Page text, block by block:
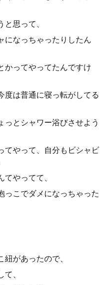
思って、
になっちゃったりしたん
かってやってたんですけ
度は普通に寝っ転がしてる
っとシャワー浴びさせよう
てやって、自分もビシャビ
やってて、
っこでダメになっちゃった
があったので、
、